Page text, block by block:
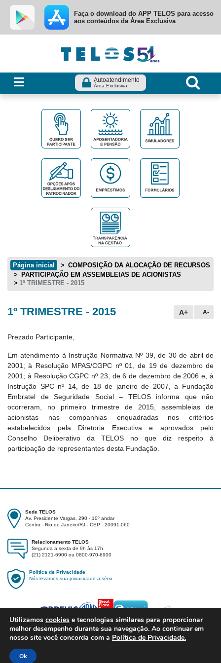
Ir para menu principal
Ir para conteúdo
Ir para busca
Faça o download do APP TELOS para acesso
aos conteúdos da Área Exclusiva
Autoatendimento
Área Exclusiva
Página inicial
COMPOSIÇÃO DA ALOCAÇÃO DE RECURSOS
PARTICIPAÇÃO EM ASSEMBLEIAS DE ACIONISTAS
1º TRIMESTRE - 2015
Conteúdo principal
1º TRIMESTRE - 2015 A+ A-
Prezado Participante,
Em atendimento à Instrução Normativa Nº 39, de 30 de abril de
2001; à Resolução MPAS/CGPC nº 01, de 19 de dezembro de
2001; à Resolução CGPC nº 23, de 6 de dezembro de 2006 e, à
Instrução SPC nº 14, de 18 de janeiro de 2007, a Fundação
Embratel de Seguridade Social – TELOS informa que não
ocorreram, no primeiro trimestre de 2015, assembleias de
acionistas nas companhias enquadradas nos critérios
estabelecidos pela Diretoria Executiva e aprovados pelo
Conselho Deliberativo da TELOS no que diz respeito à
participação de representantes desta Fundação.
Sede TELOS
Av. Presidente Vargas, 290 - 10º andar
Centro - Rio de Janeiro/RJ - CEP - 20091-060
Relacionamento TELOS
Segunda a sexta de 9h às 17h
(21) 2121-6900 ou 0800-970-6900
Política de Privacidade
Nós levamos sua privacidade a sério.
Utilizamos cookies e tecnologias similares para proporcionar
melhor desempenho durante sua navegação. Ao continuar em
nosso site você concorda com a Política de Privacidade.
Ok